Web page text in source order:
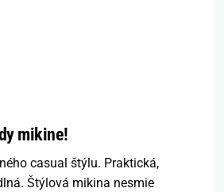
mikine!
casual štýlu. Praktická,
Štýlová mikina nesmie